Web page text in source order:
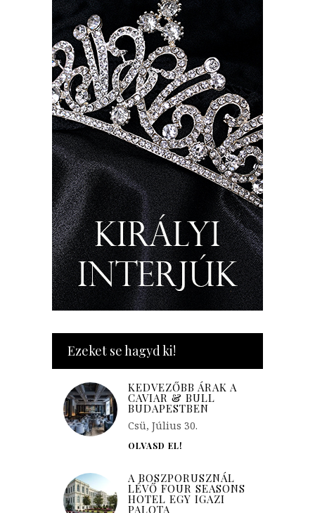
Ezeket se hagyd ki!
KEDVEZŐBB ÁRAK A
CAVIAR & BULL
BUDAPESTBEN
Csü, Július 30.
OLVASD EL!
A BOSZPORUSZNÁL
LÉVŐ FOUR SEASONS
HOTEL EGY IGAZI
PALOTA